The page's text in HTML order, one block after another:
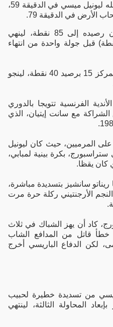
تقدم الفريق الباريسي بهدف سجله ليونيل ميسي في الدقيقة 59،
الأرض في الدقيقة 79.
بهذه النتيجة، رفع سان جيرمان رصيده إلى 85 نقطة، لينهي
مع ملاحقه لانس (81 نقطة) قبل جولة واحدة من انتهاء
أما فريق ستراسبورج بقى في المركز 15 برصيد 40 نقطة، لينجو
الفرنسية تتويجا بالدوري
مرة، ليفض الشراكة مع سانت إيتيان، الذي
المرميين، حيث كان ليونيل
بكرة بينية لمبابي،
كان يقظا.
سانشيز بتسديدة مباشرة،
الأرجنتيني ركلة حرة مرت
كاد أن يهز الشباك في ثلاث
خطأ قاتل من المدافع الشاب
لكن الدفاع الباريسي أخرج
من تسديدة خطيرة لحبيب
المحاولة الثالثة، لينتهي